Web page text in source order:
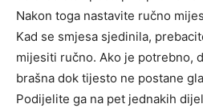
Nakon toga nastavite ručno
Kad se smjesa sjedinila,
mijesiti ručno. Ako je potrebno,
brašna dok tijesto ne postane
Podijelite ga na pet jednakih